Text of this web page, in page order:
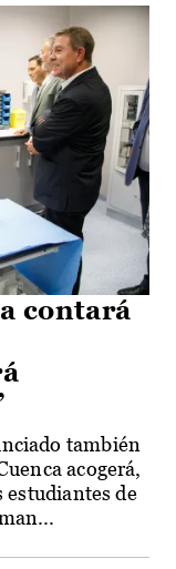
contará
también
acogerá,
estudiantes de